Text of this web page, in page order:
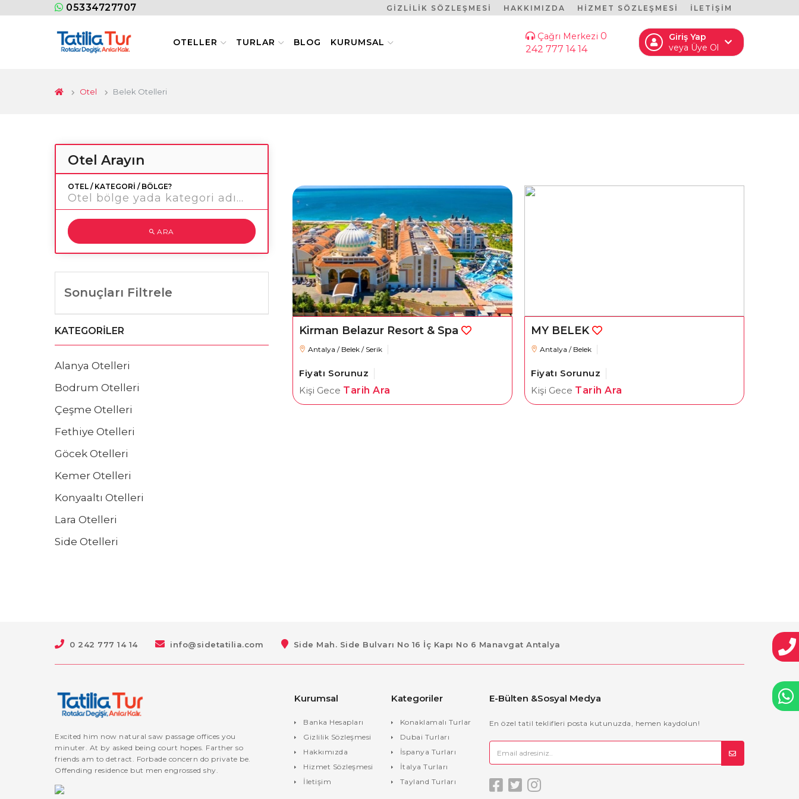
05334727707 GİZLİLİK SÖZLEŞMESİ HAKKIMIZDA HİZMET SÖZLEŞMESİ İLETİŞİM
Çağrı Merkezi 0
242 777 14 14
Giriş Yap
veya Üye Ol
OTELLER TURLAR BLOG KURUMSAL
Otel Belek Otelleri
Otel Arayın
OTEL / KATEGORI / BÖLGE?
ARA
Sonuçları Filtrele
KATEGORILER
Alanya Otelleri
Bodrum Otelleri
Çeşme Otelleri
Fethiye Otelleri
Göcek Otelleri
Kemer Otelleri
Konyaaltı Otelleri
Lara Otelleri
Side Otelleri
Kirman Belazur Resort & Spa
Antalya / Belek / Serik
Fiyatı Sorunuz
Kişi Gece Tarih Ara
MY BELEK
Antalya / Belek
Fiyatı Sorunuz
Kişi Gece Tarih Ara
0 242 777 14 14 info@sidetatilia.com Side Mah. Side Bulvarı No 16 İç Kapı No 6 Manavgat Antalya
Excited him now natural saw passage offices you
minuter. At by asked being court hopes. Farther so
friends am to detract. Forbade concern do private be.
Offending residence but men engrossed shy.
Kurumsal
Banka Hesapları
Gizlilik Sözleşmesi
Hakkımızda
Hizmet Sözleşmesi
İletişim
Kategoriler
Konaklamalı Turlar
Dubai Turları
İspanya Turları
İtalya Turları
Tayland Turları
E-Bülten &Sosyal Medya
En özel tatil teklifleri posta kutunuzda, hemen kaydolun!